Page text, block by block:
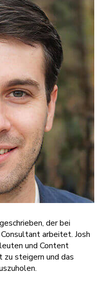
der bei
arbeitet. Josh
und Content
zu steigern und das